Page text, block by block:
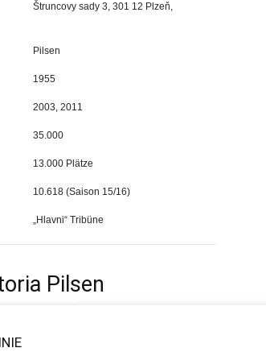
Štruncovy sady 3, 301 12 Plzeň,
Pilsen
1955
2003, 2011
35.000
13.000 Plätze
10.618 (Saison 15/16)
„Hlavni“ Tribüne
Pilsen
1955 in der Doosan Arena
Südkorea, der sich die Rechte der